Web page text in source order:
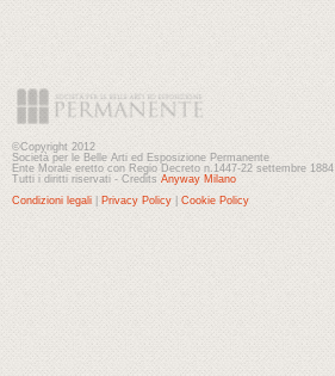
©Copyright 2012
Società per le Belle Arti ed Esposizione Permanente
Ente Morale eretto con Regio Decreto n.1447-22 settembre 1884
Tutti i diritti riservati - Credits Anyway Milano
Condizioni legali
Privacy Policy Cookie Policy